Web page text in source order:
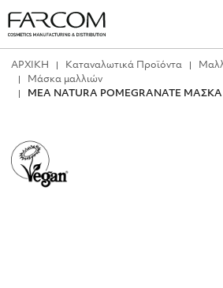
ΑΡΧΙΚΗ Καταναλωτικά Προϊόντα
Μάσκα μαλλιών
MEA NATURA POMEGRANATE